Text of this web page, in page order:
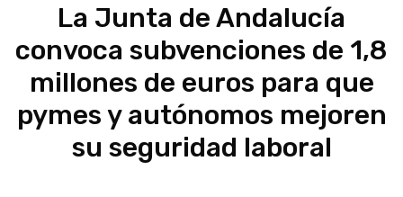
La Junta de Andalucía
convoca subvenciones de 1,8
millones de euros para que
pymes y autónomos mejoren
su seguridad laboral